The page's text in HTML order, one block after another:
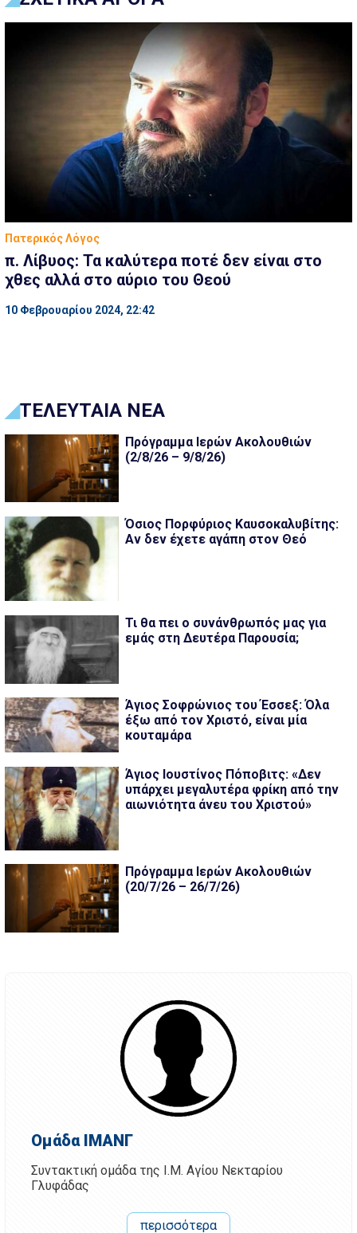
Πατερικός Λόγος
π. Λίβυος: Τα καλύτερα ποτέ δεν είναι στο
χθες αλλά στο αύριο του Θεού
10 Φεβρουαρίου 2024, 22:42
ΤΕΛΕΥΤΑΙΑ ΝΕΑ
Πρόγραμμα Ιερών Ακολουθιών
(2/8/26 – 9/8/26)
Όσιος Πορφύριος Καυσοκαλυβίτης:
Αν δεν έχετε αγάπη στον Θεό
Τι θα πει ο συνάνθρωπός μας για
εμάς στη Δευτέρα Παρουσία;
Άγιος Σοφρώνιος του Έσσεξ: Όλα
έξω από τον Χριστό, είναι μία
κουταμάρα
Άγιος Ιουστίνος Πόποβιτς: «Δεν
υπάρχει μεγαλυτέρα φρίκη από την
αιωνιότητα άνευ του Χριστού»
Πρόγραμμα Ιερών Ακολουθιών
(20/7/26 – 26/7/26)
Ομάδα ΙΜΑΝΓ
Συντακτική ομάδα της Ι.Μ. Αγίου Νεκταρίου
Γλυφάδας
περισσότερα